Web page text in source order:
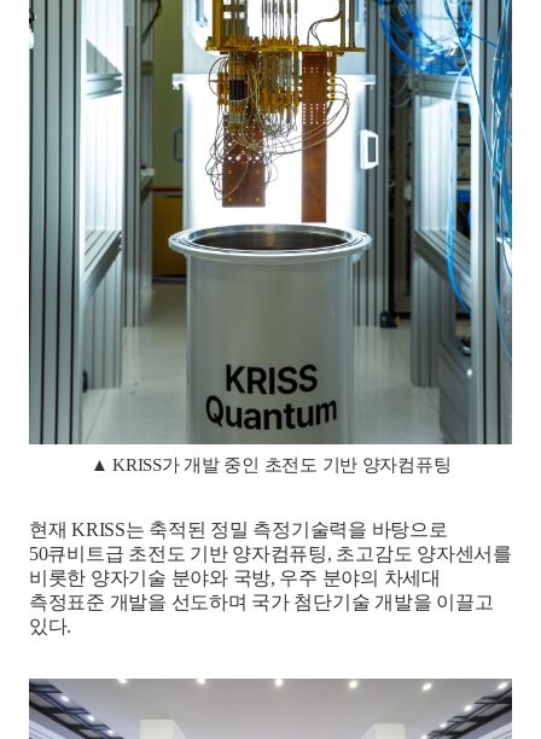
▲ KRISS가 개발 중인 초전도 기반 양자컴퓨팅
현재KRISS는 축적된 정밀 측정기술력을 바탕으로
50큐비트급 초전도 기반 양자컴퓨팅, 초고감도 양자센서를
비롯한 양자기술 분야와 국방, 우주 분야의 차세대
측정표준 개발을 선도하며 국가 첨단기술 개발을 이끌고
있다.